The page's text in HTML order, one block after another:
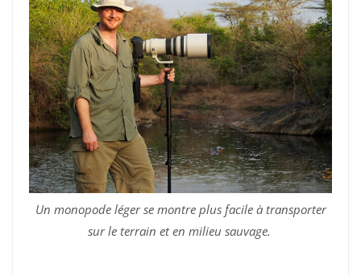
Un monopode léger se montre plus facile à transporter
sur le terrain et en milieu sauvage.